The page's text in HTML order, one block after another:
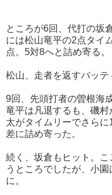
ところが6回、代打の坂
には松山竜平の2点タイ
点。5対8へと詰め寄る。
松山、走者を返すバッテ
9回、先頭打者の曽根海
竜平は凡退するも、磯
太がタイムリーでさら
差に詰め寄った。
続く、坂倉もヒット。
うところでしたが、小
に。